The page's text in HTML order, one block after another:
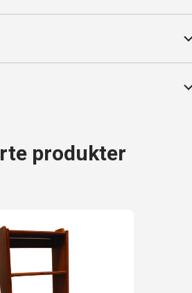
produkter